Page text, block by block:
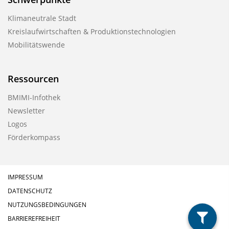
filter
Klimaneutrale Stadt
Kreislaufwirtschaften & Produktionstechnologien
Mobilitätswende
Ressourcen
BMIMI-Infothek
Newsletter
Logos
Förderkompass
IMPRESSUM
DATENSCHUTZ
NUTZUNGSBEDINGUNGEN
BARRIEREFREIHEIT